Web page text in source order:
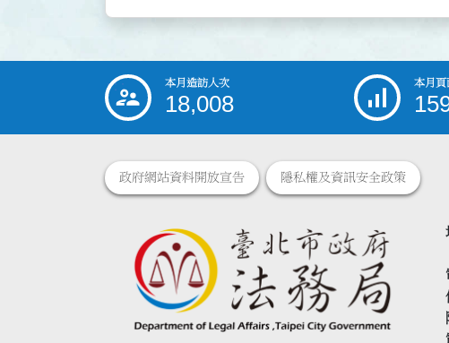
::: 本月造訪人次
18,008
本月頁
政府網站資料開放宣告 隱私權及資訊安全政策